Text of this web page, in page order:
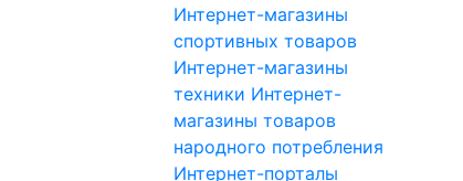
Интернет-магазины
спортивных товаров
Интернет-магазины
техники Интернет-
магазины товаров
народного потребления
Интернет-порталы